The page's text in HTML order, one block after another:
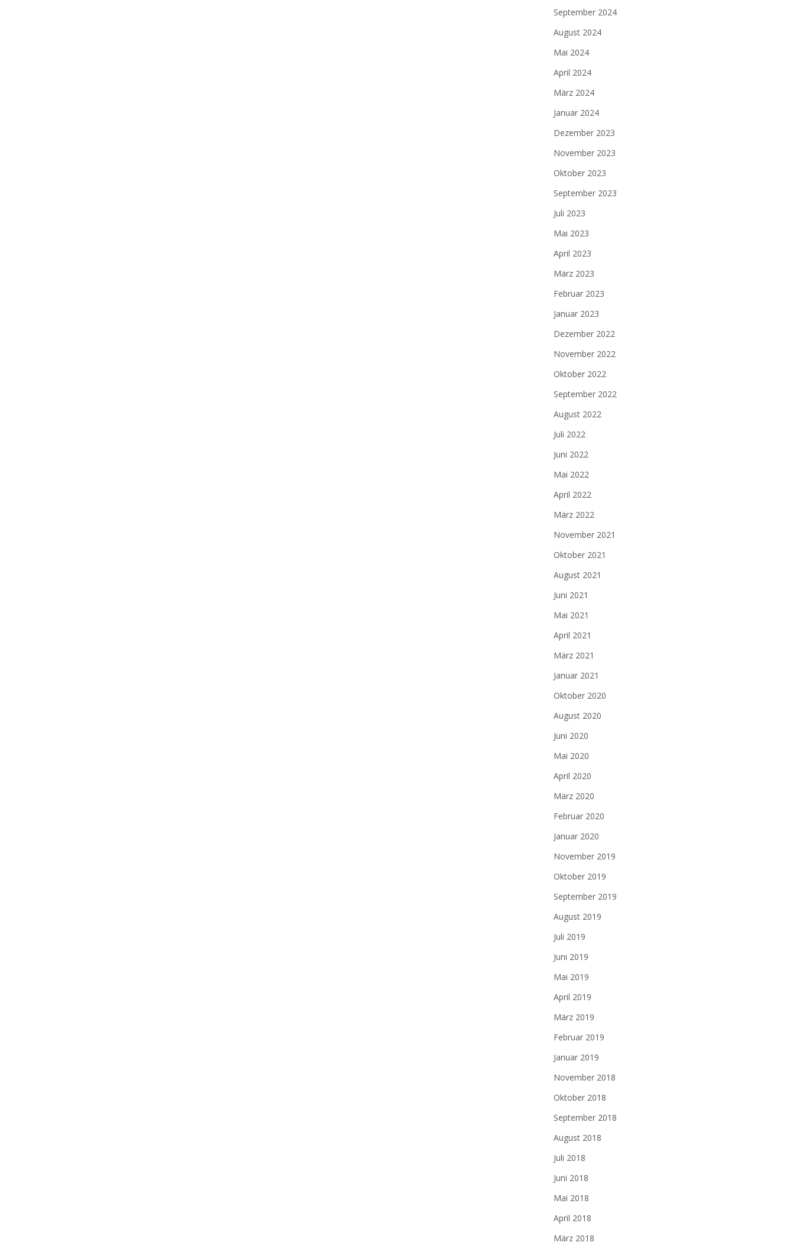
September 2024
August 2024
Mai 2024
April 2024
März 2024
Januar 2024
Dezember 2023
November 2023
Oktober 2023
September 2023
Juli 2023
Mai 2023
April 2023
März 2023
Februar 2023
Januar 2023
Dezember 2022
November 2022
Oktober 2022
September 2022
August 2022
Juli 2022
Juni 2022
Mai 2022
April 2022
März 2022
November 2021
Oktober 2021
August 2021
Juni 2021
Mai 2021
April 2021
März 2021
Januar 2021
Oktober 2020
August 2020
Juni 2020
Mai 2020
April 2020
März 2020
Februar 2020
Januar 2020
November 2019
Oktober 2019
September 2019
August 2019
Juli 2019
Juni 2019
Mai 2019
April 2019
März 2019
Februar 2019
Januar 2019
November 2018
Oktober 2018
September 2018
August 2018
Juli 2018
Juni 2018
Mai 2018
April 2018
März 2018